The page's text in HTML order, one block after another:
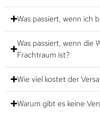
Was passiert, wenn ich
Was passiert, wenn die
Frachtraum ist?
Wie viel kostet der
Warum gibt es keine